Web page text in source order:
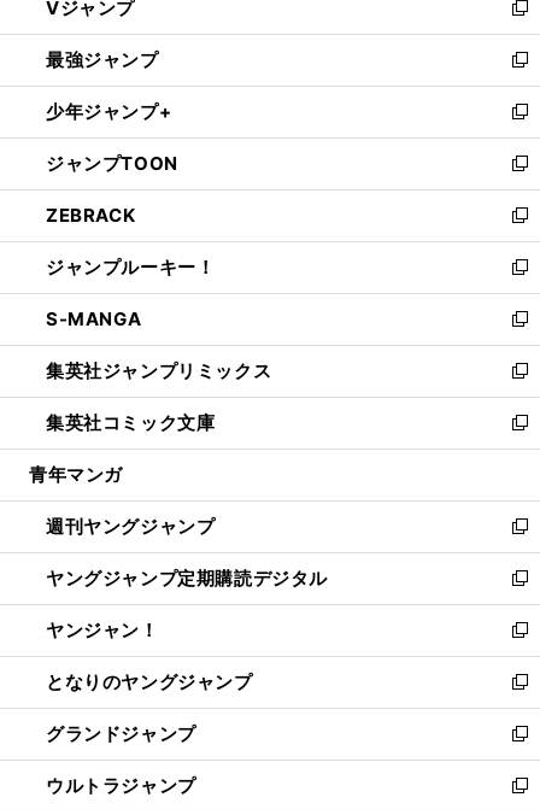
ィ
ン
ド
ウ
で
開
く
い
ウ
ィ
ン
ド
ウ
で
開
く
Vジャンプ
新
し
い
ウ
ィ
ン
ド
ウ
で
開
く
最強ジャンプ
新
し
い
ウ
ィ
ン
ド
ウ
で
開
く
少年ジャンプ+
新
し
い
ウ
ィ
ン
ド
ウ
で
開
く
ジャンプTOON
新
し
い
ウ
ィ
ン
ド
ウ
で
開
く
ZEBRACK
新
し
い
ウ
ィ
ン
ド
ウ
で
開
ジャンプルーキー！
新
し
い
ウ
ィ
ン
ド
ウ
開
く
S-MANGA
新
し
い
ウ
ィ
ン
ウ
で
開
く
集英社ジャンプリミックス
新
し
い
ウ
ン
ド
ウ
で
開
く
集英社コミック文庫
新
し
ウ
ィ
ン
ド
ウ
で
開
く
青年マンガ
週刊ヤングジャンプ
新
し
い
ウ
ィ
ン
ド
ウ
で
開
く
ヤングジャンプ定期購読デジタル
新
し
い
ウ
ィ
ン
ド
ウ
で
ヤンジャン！
新
し
い
ウ
ィ
ン
ド
となりのヤングジャンプ
新
し
い
ウ
ィ
グランドジャンプ
新
し
い
ウルトラジャンプ
新